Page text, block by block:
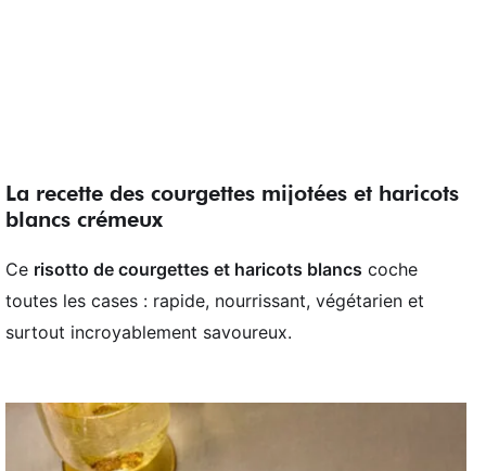
La recette des courgettes mijotées et haricots
blancs crémeux
Ce risotto de courgettes et haricots blancs coche
toutes les cases : rapide, nourrissant, végétarien et
surtout incroyablement savoureux.